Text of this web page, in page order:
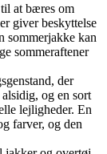
at bæres om
giver beskyttelse
sommerjakke kan
sommeraftener
der
og en sort
lejligheder. En
farver, og den